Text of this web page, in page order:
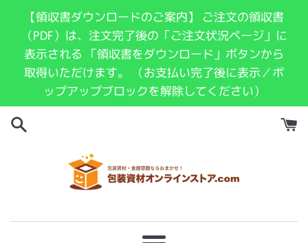
【領収書ダウンロードのご案内】 ご注文の領収書
（PDF）は、注文完了後の「ご注文状況ページ」に
表示される 「領収書をダウンロード」ボタンから
取得いただけます。 （お支払い完了後に表示／ポ
ップアップブロックを解除してください）